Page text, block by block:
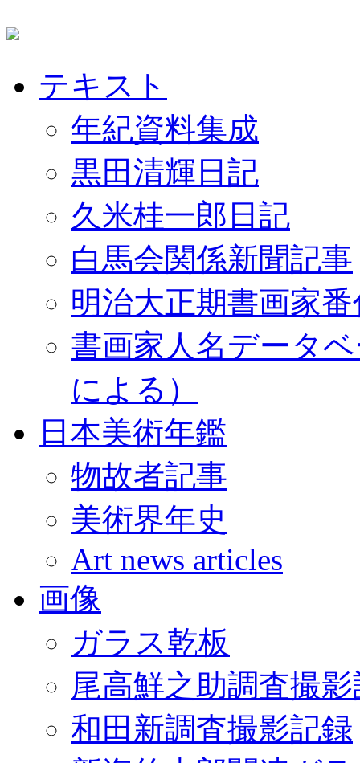
テキスト
年紀資料集成
黒田清輝日記
久米桂一郎日記
白馬会関係新聞記事
明治大正期書画家
書画家人名データ
による）
日本美術年鑑
物故者記事
美術界年史
Art news articles
画像
ガラス乾板
尾高鮮之助調査撮
和田新調査撮影記録